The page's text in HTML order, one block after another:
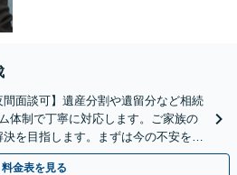
間面談可】遺産分割や遺留分など相続
体制で丁寧に対応します。ご家族の
を目指します。まずは今の不安をお
相談可】
料金表を見る